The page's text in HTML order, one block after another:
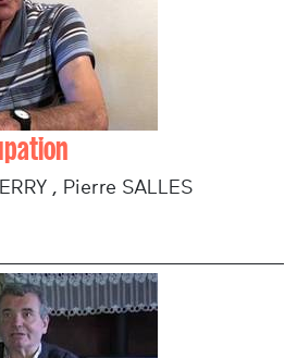
, Pierre SALLES